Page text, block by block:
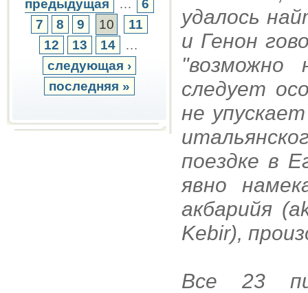
предыдущая …
6
7
8 9 10
11
12
13 14
…
следующая ›
последняя »
удалось
и Генон
"возможно
следует
не
поездке в
явно
акбарийя
Kebir),
Все 23